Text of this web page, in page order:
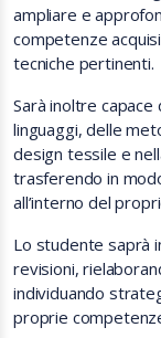
ampliare e
competenze
tecniche pertinenti.
Sarà inoltre
linguaggi, delle
design tessile e
trasferendo in
all’interno del
Lo studente saprà
revisioni,
individuando
proprie